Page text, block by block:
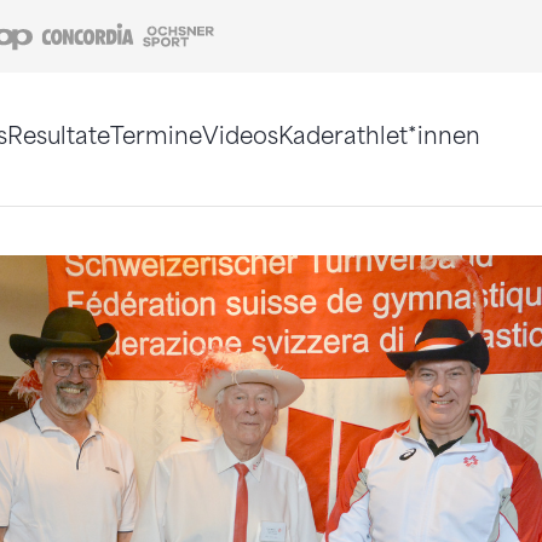
Coop Concordia
ResultateTermineVideosKaderathlet*innen